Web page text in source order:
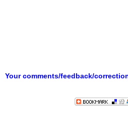
Your comments/feedback/